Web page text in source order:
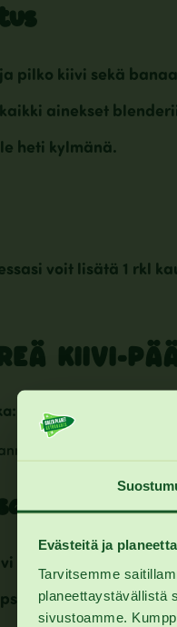
Evästeitä ja
Tarvitsemme
planeettaystävällistä
sivustoamme.
pilko kiivi sekä
ainekset
heti kylmänä.
voit lisätä 1 rkl
KIIVI-
~5 min
päärynä